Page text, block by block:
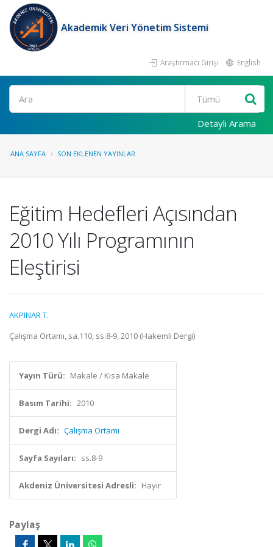
Akademik Veri Yönetim Sistemi
Araştırmacı Girişi English
Ara
Detaylı Arama
ANA SAYFA SON EKLENEN YAYINLAR
Eğitim Hedefleri Açısından
2010 Yılı Programının
Eleştirisi
AKPINAR T.
Çalışma Ortamı, sa.110, ss.8-9, 2010 (Hakemli Dergi)
Yayın Türü: Makale / Kısa Makale
Basım Tarihi: 2010
Dergi Adı: Çalışma Ortamı
Sayfa Sayıları: ss.8-9
Akdeniz Üniversitesi Adresli: Hayır
Paylaş